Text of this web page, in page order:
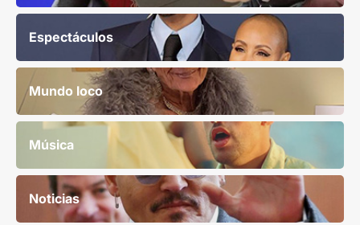
Espectáculos
Mundo loco
Música
Noticias